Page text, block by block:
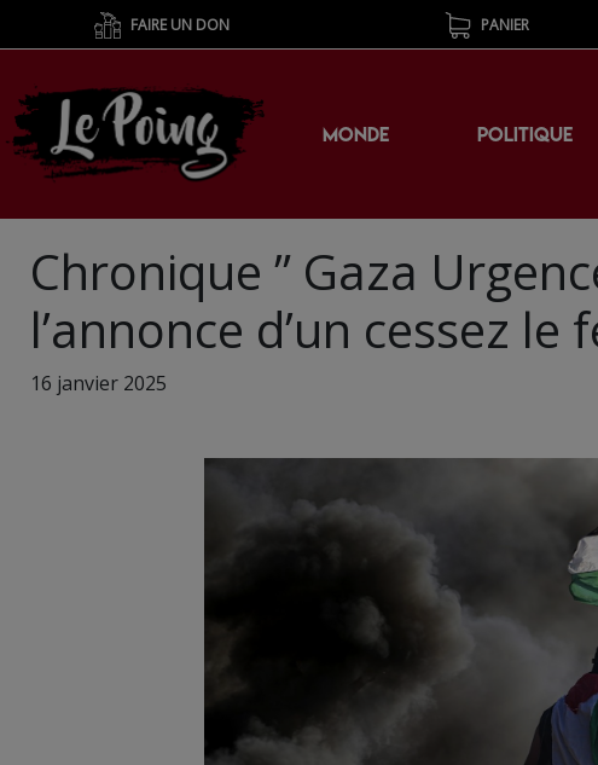
FAIRE UN DON PANIER
MONDE POLITIQUE
Chronique ” Gaza
l’annonce d’un cessez le
16 janvier 2025